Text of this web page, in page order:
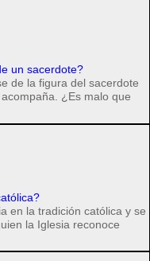
un sacerdote?
de la figura del sacerdote
¿Es malo que
en la tradición católica y se
la Iglesia reconoce